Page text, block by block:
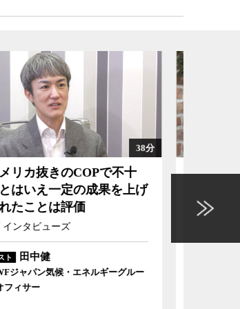
洋上風力はエネルギー資源大
国への転換の起爆剤となる
セーブアース （第36回）
ゲスト 大林ミカ
自然エネルギー財団政策局長
非現